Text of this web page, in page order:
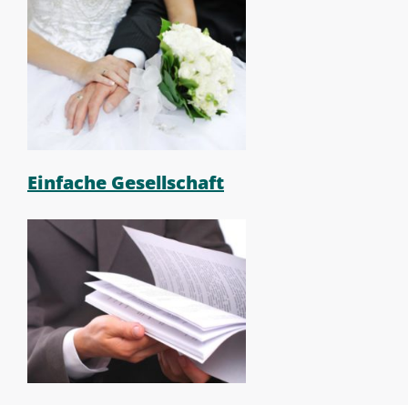
Einfache Gesellschaft